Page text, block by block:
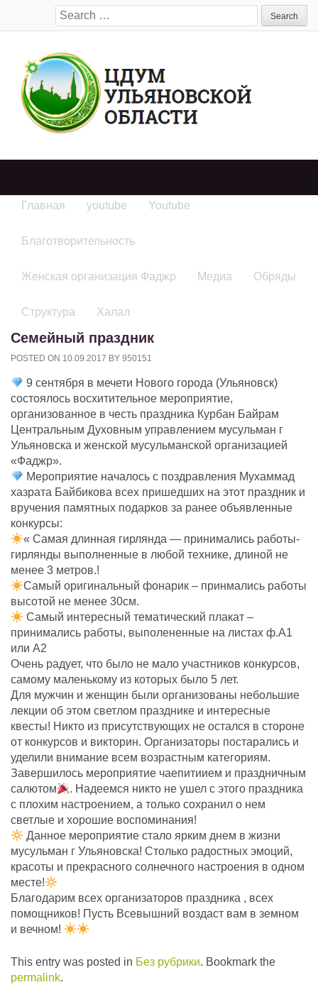
Search
for:
Главная youtube Youtube
Благотворительность
Женская организация Фаджр Медиа Обряды
Структура Халал
Cемейный праздник
POSTED ON 10.09.2017 BY 950151
9 сентября в мечети Нового города (Ульяновск)
состоялось восхитительное мероприятие,
организованное в честь праздника Курбан Байрам
Центральным Духовным управлением мусульман г
Ульяновска и женской мусульманской организацией
«Фаджр».
Мероприятие началось с поздравления Мухаммад
хазрата Байбикова всех пришедших на этот праздник и
вручения памятных подарков за ранее объявленные
конкурсы:
« Самая длинная гирлянда — принимались работы-
гирлянды выполненные в любой технике, длиной не
менее 3 метров.!
Самый оригинальный фонарик – принмались работы
высотой не менее 30см.
Самый интересный тематический плакат –
принимались работы, выполененные на листах ф.А1
или А2
Очень радует, что было не мало участников конкурсов,
самому маленькому из которых было 5 лет.
Для мужчин и женщин были организованы небольшие
лекции об этом светлом празднике и интересные
квесты! Никто из присутствующих не остался в стороне
от конкурсов и викторин. Организаторы постарались и
уделили внимание всем возрастным категориям.
Завершилось мероприятие чаепитиием и праздничным
салютом
. Надеемся никто не ушел с этого праздника
с плохим настроением, а только сохранил о нем
светлые и хорошие воспоминания!
Данное мероприятие стало ярким днем в жизни
мусульман г Ульяновска! Столько радостных эмоций,
красоты и прекрасного солнечного настроения в одном
месте!
Благодарим всех организаторов праздника , всех
помощников! Пусть Всевышний воздаст вам в земном
и вечном!
This entry was posted in Без рубрики. Bookmark the
permalink.